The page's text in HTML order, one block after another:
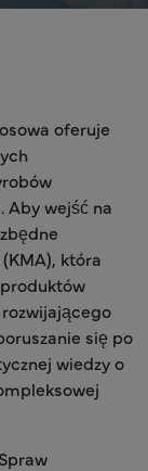
oferuje
Aby wejść na
która
się po
wiedzy o